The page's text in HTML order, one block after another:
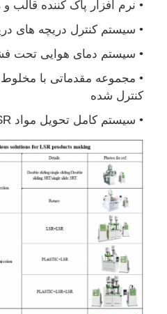
ماشین تزریق سیلیکون
سیستم دوز LSR
دستگاه فرآوري
لوازم جانبی دستگاه
قالب دهی تزریقی لاستیک
قالب گیری سیلیکون مایع
قالب دهی تزریقی لاستیک
• نرم افزار پاک کننده قالب
• سیستم کنترل دریچه های
• سیستم دمای هوایی تحت
• مجموعه مقدماتی با مخلوط
کنترل شده
• سیستم کامل تحویل مواد LSR